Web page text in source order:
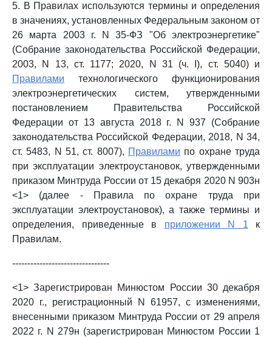
5. В Правилах используются термины и определения
в значениях, установленных Федеральным законом от
26 марта 2003 г. N 35-ФЗ "Об электроэнергетике"
(Собрание законодательства Российской Федерации,
2003, N 13, ст. 1177; 2020, N 31 (ч. I), ст. 5040) и
Правилами технологического функционирования
электроэнергетических систем, утвержденными
постановлением Правительства Российской
Федерации от 13 августа 2018 г. N 937 (Собрание
законодательства Российской Федерации, 2018, N 34,
ст. 5483, N 51, ст. 8007), Правилами по охране труда
при эксплуатации электроустановок, утвержденными
приказом Минтруда России от 15 декабря 2020 N 903н
<1> (далее - Правила по охране труда при
эксплуатации электроустановок), а также термины и
определения, приведенные в приложении N 1 к
Правилам.
--------------------------------
<1> Зарегистрирован Минюстом России 30 декабря
2020 г., регистрационный N 61957, с изменениями,
внесенными приказом Минтруда России от 29 апреля
2022 г. N 279н (зарегистрирован Минюстом России 1